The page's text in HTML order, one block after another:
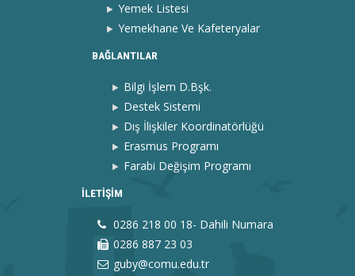
Yemek Listesi
Yemekhane Ve Kafeteryalar
BAĞLANTILAR
Bilgi İşlem D.Bşk.
Destek Sistemi
Dış İlişkiler Koordinatörlüğü
Erasmus Programı
Farabi Değişim Programı
İLETİŞİM
0286 218 00 18- Dahili Numara
0286 887 23 03
guby@comu.edu.tr